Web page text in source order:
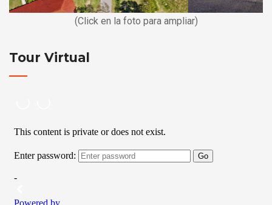
(Click en la foto para ampliar)
Tour Virtual